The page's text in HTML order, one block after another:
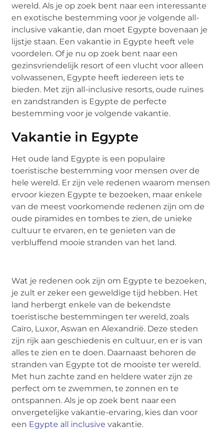
wereld. Als je op zoek bent naar een interessante
en exotische bestemming voor je volgende all-
inclusive vakantie, dan moet Egypte bovenaan je
lijstje staan. Een vakantie in Egypte heeft vele
voordelen. Of je nu op zoek bent naar een
gezinsvriendelijk resort of een vlucht voor alleen
volwassenen, Egypte heeft iedereen iets te
bieden. Met zijn all-inclusive resorts, oude ruïnes
en zandstranden is Egypte de perfecte
bestemming voor je volgende vakantie.
Vakantie in Egypte
Het oude land Egypte is een populaire
toeristische bestemming voor mensen over de
hele wereld. Er zijn vele redenen waarom mensen
ervoor kiezen Egypte te bezoeken, maar enkele
van de meest voorkomende redenen zijn om de
oude piramides en tombes te zien, de unieke
cultuur te ervaren, en te genieten van de
verbluffend mooie stranden van het land.
Wat je redenen ook zijn om Egypte te bezoeken,
je zult er zeker een geweldige tijd hebben. Het
land herbergt enkele van de bekendste
toeristische bestemmingen ter wereld, zoals
Caïro, Luxor, Aswan en Alexandrië. Deze steden
zijn rijk aan geschiedenis en cultuur, en er is van
alles te zien en te doen. Daarnaast behoren de
stranden van Egypte tot de mooiste ter wereld.
Met hun zachte zand en heldere water zijn ze
perfect om te zwemmen, te zonnen en te
ontspannen. Als je op zoek bent naar een
onvergetelijke vakantie-ervaring, kies dan voor
een Egypte all inclusive vakantie.